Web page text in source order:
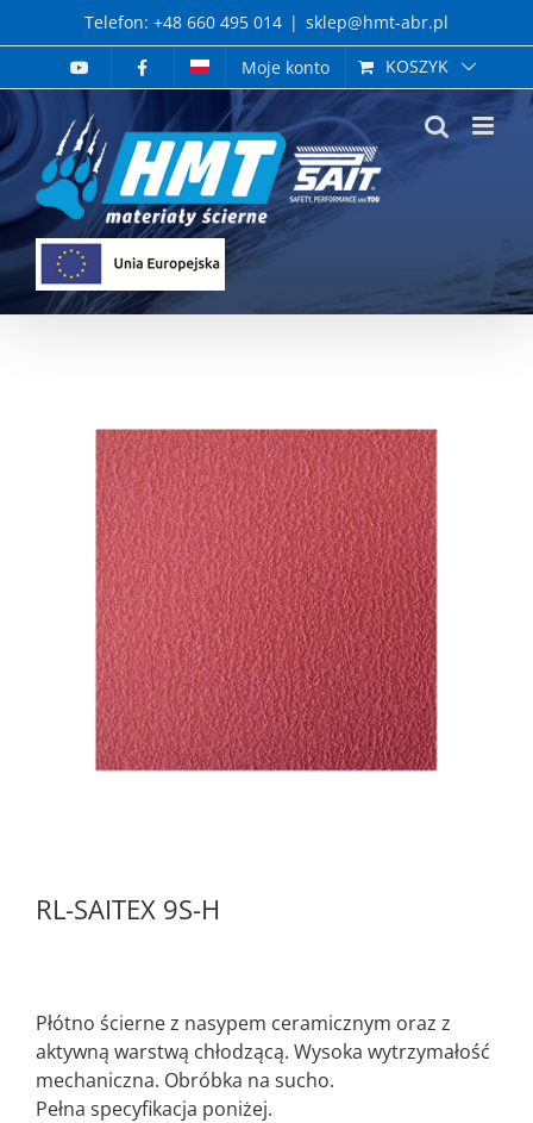
to
Telefon: +48 660 495 014 | sklep@hmt-abr.pl
Moje konto
KOSZYK
RL-SAITEX 9S-H
Płótno ścierne z nasypem ceramicznym oraz z
aktywną warstwą chłodzącą. Wysoka wytrzymałość
mechaniczna. Obróbka na sucho.
Pełna specyfikacja poniżej.